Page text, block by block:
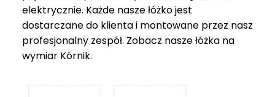
elektrycznie. Każde nasze łóżko jest
dostarczane do klienta i montowane przez nasz
profesjonalny zespół. Zobacz naszełóżka na
wymiar Kórnik.